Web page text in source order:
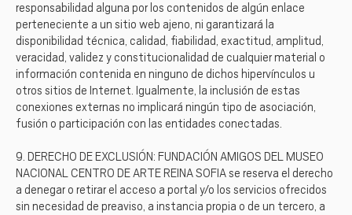
responsabilidad alguna por los contenidos de algún enlace
perteneciente a un sitio web ajeno, ni garantizará la
disponibilidad técnica, calidad, fiabilidad, exactitud, amplitud,
veracidad, validez y constitucionalidad de cualquier material o
información contenida en ninguno de dichos hipervínculos u
otros sitios de Internet. Igualmente, la inclusión de estas
conexiones externas no implicará ningún tipo de asociación,
fusión o participación con las entidades conectadas.
9. DERECHO DE EXCLUSIÓN: FUNDACIÓN AMIGOS DEL MUSEO
NACIONAL CENTRO DE ARTE REINA SOFIA se reserva el derecho
a denegar o retirar el acceso a portal y/o los servicios ofrecidos
sin necesidad de preaviso, a instancia propia o de un tercero, a